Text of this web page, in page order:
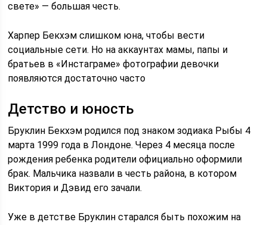
свете» — большая честь.
Харпер Бекхэм слишком юна, чтобы вести
социальные сети. Но на аккаунтах мамы, папы и
братьев в «Инстаграме» фотографии девочки
появляются достаточно часто
Детство и юность
Бруклин Бекхэм родился под знаком зодиака Рыбы 4
марта 1999 года в Лондоне. Через 4 месяца после
рождения ребенка родители официально оформили
брак. Мальчика назвали в честь района, в котором
Виктория и Дэвид его зачали.
Уже в детстве Бруклин старался быть похожим на